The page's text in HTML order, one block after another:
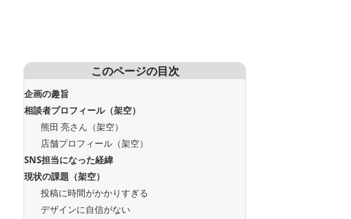
このページの目次
企画の趣旨
相談者プロフィール（架空）
熊田 亮さん（架空）
店舗プロフィール（架空）
SNS担当になった経緯
現状の課題（架空）
投稿に時間がかかりすぎる
デザインに自信がない